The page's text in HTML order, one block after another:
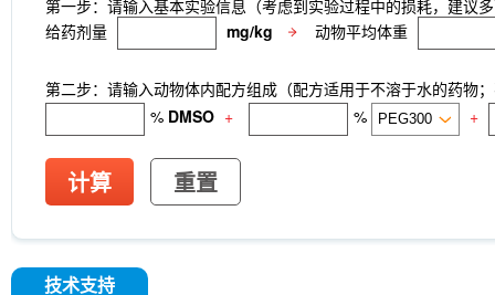
第一步：请输入基本实验信息（考虑到实验过程中的损耗，建议
给药剂量
mg/kg 动物平均体重
第二步：请输入动物体内配方组成（配方适用于不溶于水的药物
% DMSO + % +
计算 重置
技术支持